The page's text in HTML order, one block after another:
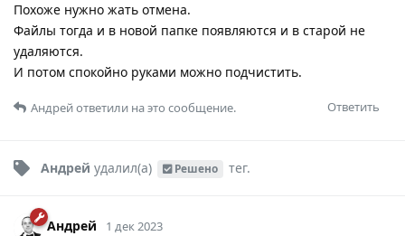
Похоже нужно жать отмена.
Файлы тогда и в новой папке появляются и в старой не
удаляются.
И потом спокойно руками можно подчистить.
Ответить
Андрейответили на это сообщение.
Андрей удалил(а) Решено тег.
Андрей 1 дек 2023